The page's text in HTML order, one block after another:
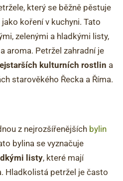
který se běžně pěstuje
koření v kuchyni. Tato
zelenými a hladkými listy,
aroma. Petržel zahradní je
kulturních rostlin a
starověkého Řecka a Říma.
z nejrozšířenějších bylin
bylina se vyznačuje
listy, které mají
Hladkolistá petržel je často